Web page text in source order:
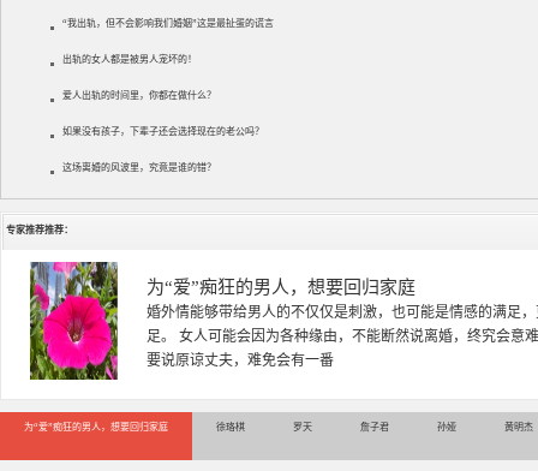
“我出轨，但不会影响我们婚姻”这是最扯蛋的谎言
出轨的女人都是被男人宠坏的！
爱人出轨的时间里，你都在做什么？
如果没有孩子，下辈子还会选择现在的老公吗？
这场离婚的风波里，究竟是谁的错？
专家推荐推荐：
徐珞棋
徐珞棋，婚姻家庭咨询师，毕业于重庆师范大学心理学专业
多年，对婚姻情感分析、恋爱择偶、夫妻关系，情感挽回、
千小时，积累了丰富的咨
为“爱”痴狂的男人，想要回归家庭 徐珞棋 罗天 詹子君 孙娅 黄明杰